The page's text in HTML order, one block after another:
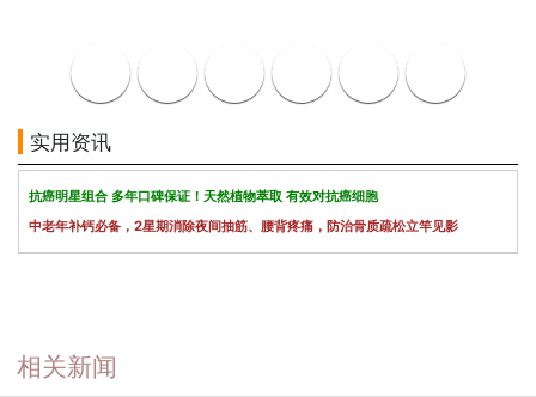
实用资讯
抗癌明星组合 多年口碑保证！天然植物萃取 有效对抗癌细胞
中老年补钙必备，2星期消除夜间抽筋、腰背疼痛，防治骨质疏松立竿见影
相关新闻